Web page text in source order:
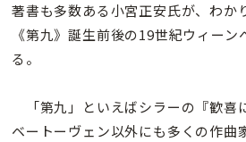
著書も多数ある小宮正安氏が、わか
《第九》誕生前後の19世紀ウィー
る。
「第九」といえばシラーの『歓喜
ベートーヴェン以外にも多くの作曲